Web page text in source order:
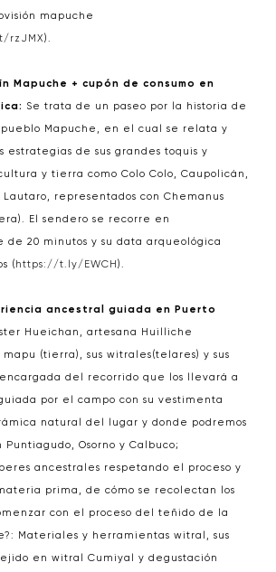
mapuche
rzJMX).
Mapuche + cupón de consumo en
Se trata de un paseo por la historia de
Mapuche, en el cual se relata y
estrategias de sus grandes toquis y
y tierra como Colo Colo, Caupolicán,
representados con Chemanus
El sendero se recorre en
de 20 minutos y su data arqueológica
(https://t.ly/EWCH ).
ancestral guiada en Puerto
Hueichan, artesana Huilliche
mapu (tierra), sus witrales(telares) y sus
del recorrido que los llevará a
por el campo con su vestimenta
natural del lugar y donde podremos
Osorno y Calbuco;
ancestrales respetando el proceso y
prima, de cómo se recolectan los
con el proceso del teñido de la
Materiales y herramientas witral, sus
en witral Cumiyal y degustación